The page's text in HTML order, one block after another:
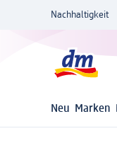
Nachhaltigkeit
Neu Marken